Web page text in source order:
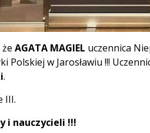
AGATA MAGIEL uczennica
w Jarosławiu !!!
.
III.
i nauczycieli !!!